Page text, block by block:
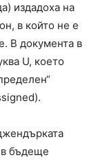
издадоха на
в който не е
В документа в
U, което
бъдеще